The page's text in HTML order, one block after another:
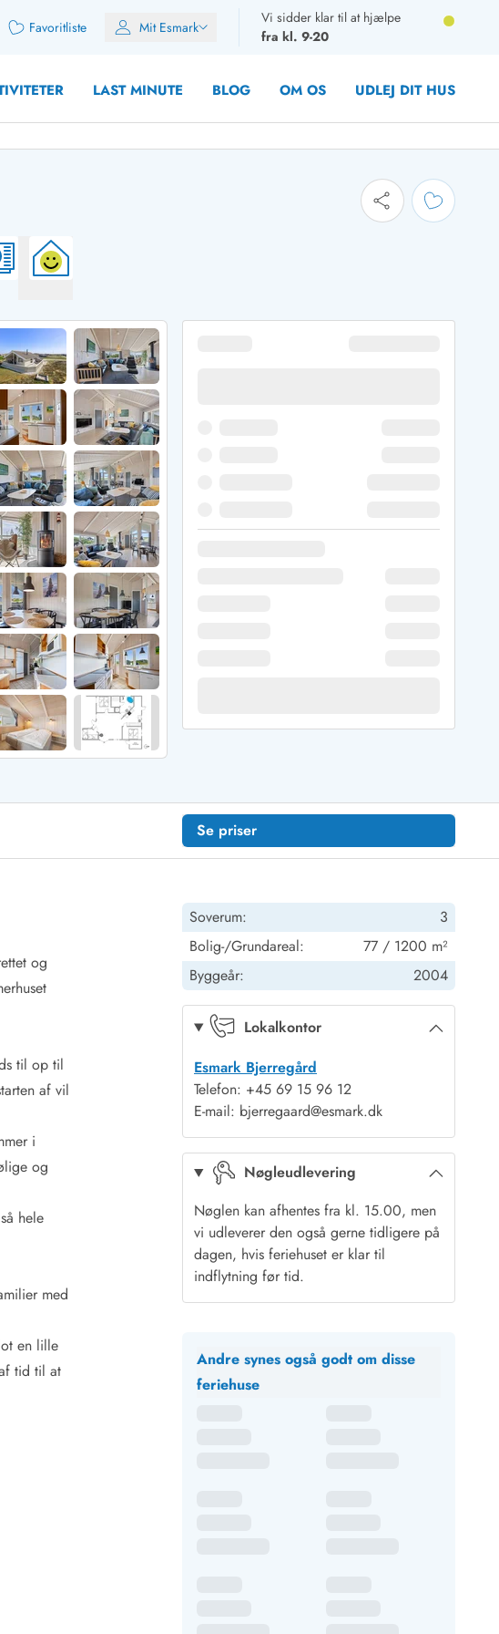
Favoritliste Mit Esmark
Vi sidder klar til at hjælpe
fra kl. 9-20
LAST MINUTE BLOG OM OS UDLEJ DIT HUS
for 10 personer
for 12 Personer
for 14 Personer
i påskeferien
i sommerferien
i efterårsferien
i vinterferien
i juleferien
til nytår
i Lodbjerg Hede
i Nr. Lyngvig
på Rømø
i Søndervig
i Skodbjerge
i Thorsminde
i Vedersø Klit
i Vejers Strand
i Vester Husby
Se priser
og
til op til
af vil
i
og
hele
med
en lille
tid til at
Soverum:
3
Bolig-/Grundareal:
77 / 1200 m²
Byggeår:
2004
Lokalkontor
Esmark Bjerregård
Telefon: +45 69 15 96 12
E-mail: bjerregaard@esmark.dk
Nøgleudlevering
Nøglen kan afhentes fra kl. 15.00, men
vi udleverer den også gerne tidligere på
dagen, hvis feriehuset er klar til
indflytning før tid.
Andre synes også godt om disse
feriehuse